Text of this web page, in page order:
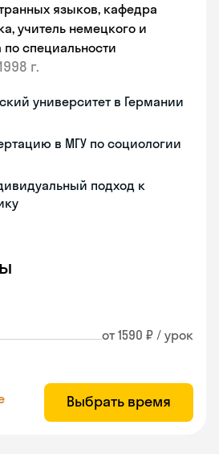
языков, кафедра
учитель немецкого и
по специальности
г.
университет в Германии
в МГУ по социологии
подход к
от 1590 ₽ / урок
Выбрать время